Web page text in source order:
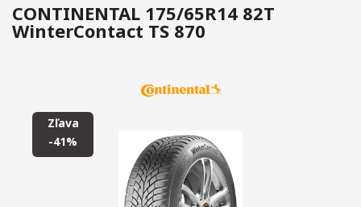
CONTINENTAL 175/65R14 82T
WinterContact TS 870
Zľava
-41%